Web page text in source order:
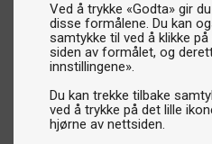
Ved å trykke «Godta» gir
disse formålene. Du kan
samtykke til ved å klikke
siden av formålet, og
innstillingene».
Du kan trekke tilbake
ved å trykke på det lille
hjørne av nettsiden.